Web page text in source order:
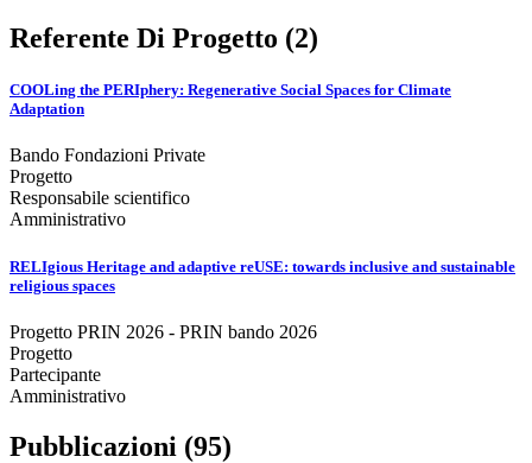
Referente Di Progetto (2)
COOLing the PERIphery: Regenerative Social Spaces for Climate
Adaptation
Bando Fondazioni Private
Progetto
Responsabile scientifico
Amministrativo
RELIgious Heritage and adaptive reUSE: towards inclusive and sustainable
religious spaces
Progetto PRIN 2026 - PRIN bando 2026
Progetto
Partecipante
Amministrativo
Pubblicazioni (95)